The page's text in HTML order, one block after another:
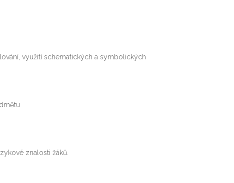
využití schematických a symbolických
znalosti žáků.